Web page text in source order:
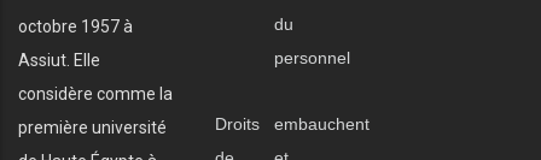
octobre 1957 à
Assiut. Elle
considère comme la
première université
du
personnel
Droits
embauchent